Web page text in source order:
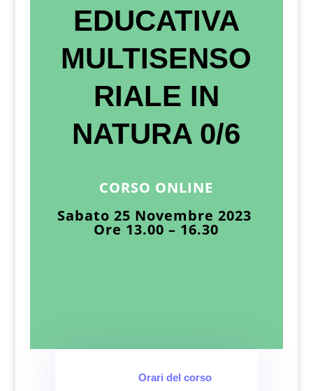
EDUCATIVA
MULTISENSO
RIALE IN
NATURA 0/6
CORSO ONLINE
Sabato 25 Novembre 2023
Ore 13.00 – 16.30
Orari del corso